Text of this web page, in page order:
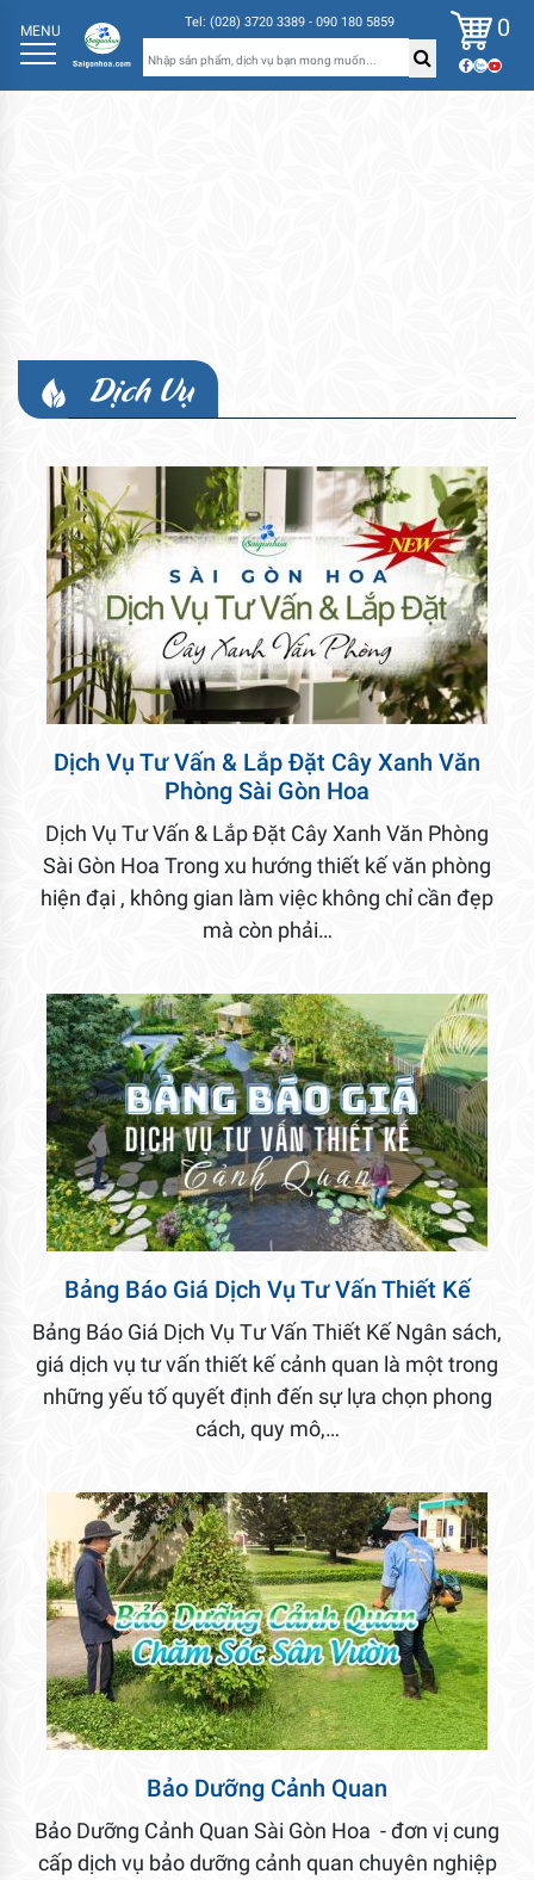
MENU Tel: (028) 3720 3389 - 090 180 5859 0
Dịch Vụ
Dịch Vụ Tư Vấn & Lắp Đặt Cây Xanh Văn
Phòng Sài Gòn Hoa
Dịch Vụ Tư Vấn & Lắp Đặt Cây Xanh Văn Phòng
Sài Gòn Hoa Trong xu hướng thiết kế văn phòng
hiện đại , không gian làm việc không chỉ cần đẹp
mà còn phải…
Bảng Báo Giá Dịch Vụ Tư Vấn Thiết Kế
Bảng Báo Giá Dịch Vụ Tư Vấn Thiết Kế Ngân sách,
giá dịch vụ tư vấn thiết kế cảnh quan là một trong
những yếu tố quyết định đến sự lựa chọn phong
cách, quy mô,…
Bảo Dưỡng Cảnh Quan
Bảo Dưỡng Cảnh Quan Sài Gòn Hoa - đơn vị cung
cấp dịch vụ bảo dưỡng cảnh quan chuyên nghiệp